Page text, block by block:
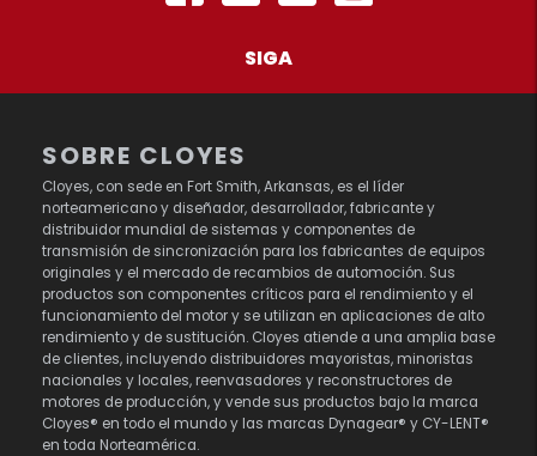
SIGA
SOBRE CLOYES
Cloyes, con sede en Fort Smith, Arkansas, es el líder
norteamericano y diseñador, desarrollador, fabricante y
distribuidor mundial de sistemas y componentes de
transmisión de sincronización para los fabricantes de equipos
originales y el mercado de recambios de automoción. Sus
productos son componentes críticos para el rendimiento y el
funcionamiento del motor y se utilizan en aplicaciones de alto
rendimiento y de sustitución. Cloyes atiende a una amplia base
de clientes, incluyendo distribuidores mayoristas, minoristas
nacionales y locales, reenvasadores y reconstructores de
motores de producción, y vende sus productos bajo la marca
Cloyes® en todo el mundo y las marcas Dynagear® y CY-LENT®
en toda Norteamérica.